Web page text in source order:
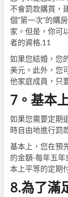
不會罰款購買，
個“第一次”的購
家。但是，你可
者的資格.11
如果您結婚，您
美元。此外，您
他家庭成員，只
7。基本
如果您需要定期
時自由地進行罰
基本上，您在預
的金額-每年五
本上平等的定期
8.為了滿